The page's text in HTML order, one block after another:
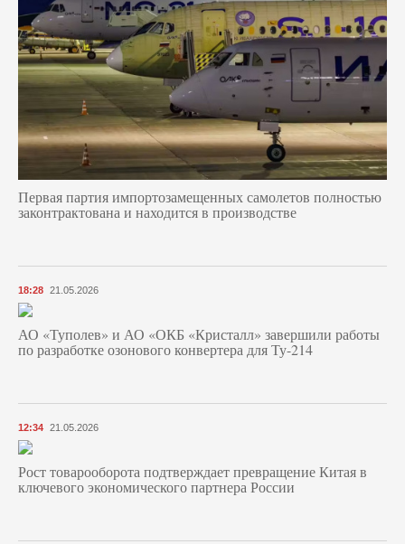
Первая партия импортозамещенных самолетов полностью
законтрактована и находится в производстве
18:28 21.05.2026
АО «Туполев» и АО «ОКБ «Кристалл» завершили работы
по разработке озонового конвертера для Ту-214
12:34 21.05.2026
Рост товарооборота подтверждает превращение Китая в
ключевого экономического партнера России